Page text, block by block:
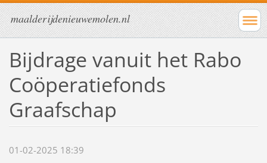
maalderijdenieuwemolen.nl
Bijdrage vanuit het Rabo
Coöperatiefonds
Graafschap
01-02-2025 18:39